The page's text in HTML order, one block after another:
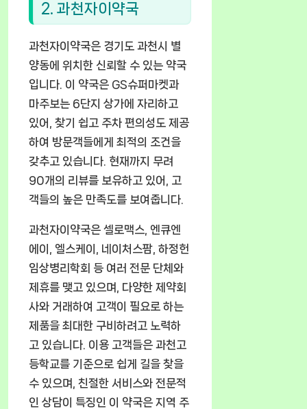
2. 과천자이약국
과천자이약국은 경기도 과천시 별
양동에 위치한 신뢰할 수 있는 약국
입니다. 이 약국은 GS슈퍼마켓과
마주보는 6단지 상가에 자리하고
있어, 찾기 쉽고 주차 편의성도 제공
하여 방문객들에게 최적의 조건을
갖추고 있습니다. 현재까지 무려
90개의 리뷰를 보유하고 있어, 고
객들의 높은 만족도를 보여줍니다.
과천자이약국은 셀로맥스, 엔큐엔
에이, 엘스케이, 네이처스팜, 하정헌
임상병리학회 등 여러 전문 단체와
제휴를 맺고 있으며, 다양한 제약회
사와 거래하여 고객이 필요로 하는
제품을 최대한 구비하려고 노력하
고 있습니다. 이용 고객들은 과천고
등학교를 기준으로 쉽게 길을 찾을
수 있으며, 친절한 서비스와 전문적
인 상담이 특징인 이 약국은 지역 주